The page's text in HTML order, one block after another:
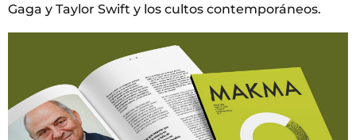
Gaga y Taylor Swift y los cultos contemporáneos.